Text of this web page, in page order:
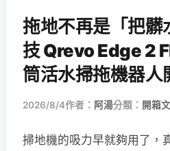
拖地不再是「把髒
技 Qrevo Edge 2
筒活水掃拖機器人
2026/8/4作者： 阿湯分類： 開箱
掃地機的吸力早就夠用了，